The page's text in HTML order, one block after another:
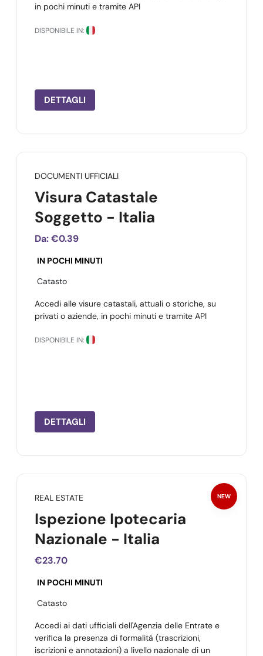
in pochi minuti e tramite API
DISPONIBILE IN:
DETTAGLI
DOCUMENTI UFFICIALI
Visura Catastale
Soggetto - Italia
Da:€0.39
IN POCHI MINUTI
Catasto
Accedi alle visure catastali, attuali o storiche, su
privati o aziende, in pochi minuti e tramite API
DISPONIBILE IN:
DETTAGLI
NEW
REAL ESTATE
Ispezione Ipotecaria
Nazionale - Italia
€23.70
IN POCHI MINUTI
Catasto
Accedi ai dati ufficiali dell'Agenzia delle Entrate e
verifica la presenza di formalità (trascrizioni,
iscrizioni e annotazioni) a livello nazionale di un